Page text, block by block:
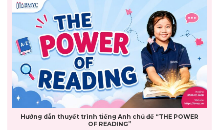
Hướng dẫn thuyết trình tiếng Anh chủ đề “THE POWER
OF READING”